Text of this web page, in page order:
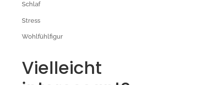
Schlaf
Stress
Wohlfühlfigur
Vielleicht